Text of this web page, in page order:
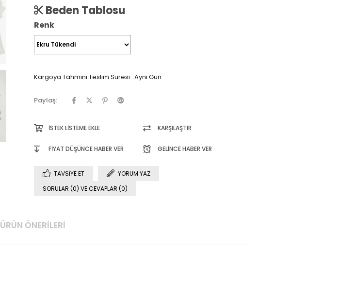
Beden Tablosu
Renk
Kargoya Tahmini Teslim Süresi : Aynı Gün
Paylaş:
İSTEK LISTEME EKLE KARŞILAŞTIR
FIYAT DÜŞÜNCE HABER VER GELINCE HABER VER
TAVSIYE ET
YORUM YAZ
SORULAR (0) VE CEVAPLAR (0)
ÜRÜN ÖNERILERI